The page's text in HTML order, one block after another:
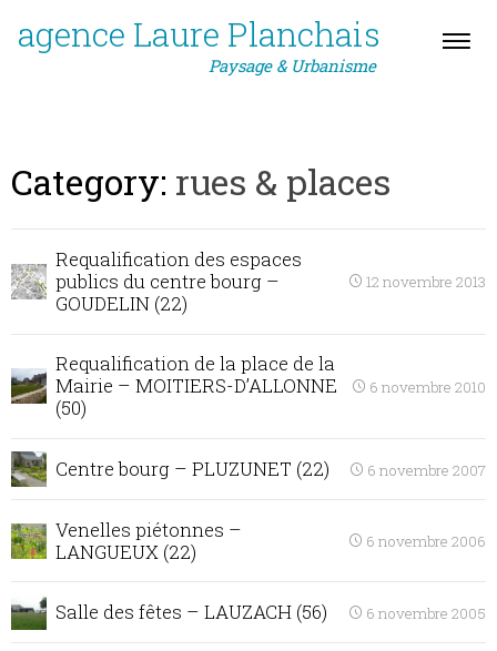
agence Laure Planchais
Paysage & Urbanisme
Category: rues & places
Requalification des espaces
publics du centre bourg –
GOUDELIN (22)
12 novembre 2013
Requalification de la place de la
Mairie – MOITIERS-D’ALLONNE
(50)
6 novembre 2010
Centre bourg – PLUZUNET (22) 6 novembre 2007
Venelles piétonnes –
LANGUEUX (22)
6 novembre 2006
Salle des fêtes – LAUZACH (56) 6 novembre 2005